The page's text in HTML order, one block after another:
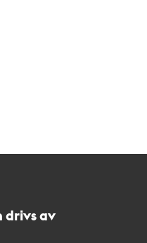
drivs av